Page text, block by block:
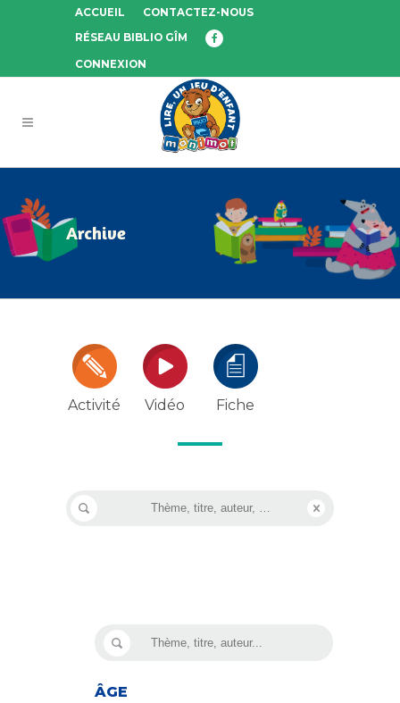
ACCUEIL
CONTACTEZ-NOUS
RÉSEAU BIBLIO GÎM
CONNEXION
Archive
Activité Vidéo Fiche
ÂGE